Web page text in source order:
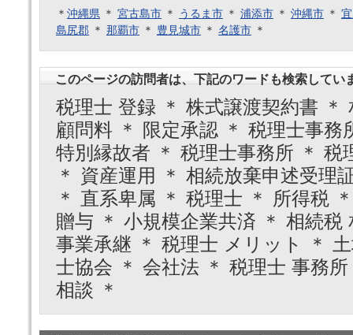
＊ 沖縄県 ＊ 宮古島市 ＊ うるま市 ＊ 浦添市 ＊ 沖縄市 ＊
島尻郡 ＊ 那覇市 ＊ 豊見城市 ＊ 名護市 ＊
このページの訪問者は、下記のワードも検索してい
税理士 登録 ＊ 株式譲渡契約書 ＊
顧問料 ＊ 限定承認 ＊ 税理士事務
特別縁故者 ＊ 税理士事務所 ＊ 税
＊ 資産運用 ＊ 相続放棄申述受理
＊ 直系卑属 ＊ 税理士 ＊ 所得税
贈与 ＊ 小規模企業共済 ＊ 相続税
事業承継 ＊ 税理士 メリット ＊
士協会 ＊ 会社法 ＊ 税理士 事務
相談 ＊